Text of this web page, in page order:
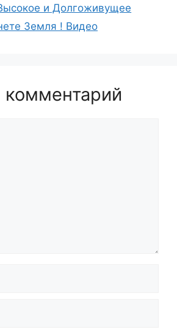
и Долгоживущее
Земля ! Видео
комментарий